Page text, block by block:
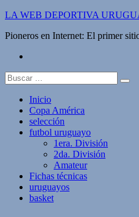
Saltar
contenido
LA WEB DEPORTIVA
Pioneros en Internet: El primer
Buscar:
Inicio
Copa América
selección
futbol uruguayo
1era. División
2da. División
Amateur
Fichas técnicas
uruguayos
basket